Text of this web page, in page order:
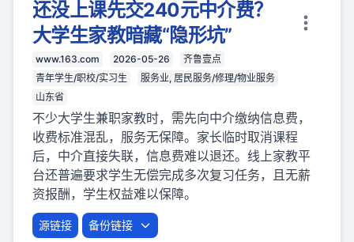
还没上课先交240元中介费？
大学生家教暗藏“隐形坑”
www.163.com 2026-05-26
齐鲁壹点
青年学生/职校/实习生
服务业, 居民服务/修理/物业服务
山东省
不少大学生兼职家教时，需先向中介缴纳信息费，
收费标准混乱，服务无保障。家长临时取消课程
后，中介直接失联，信息费难以退还。线上家教平
台还普遍要求学生无偿完成多次复习任务，且无薪
资报酬，学生权益难以保障。
源链接 备份链接